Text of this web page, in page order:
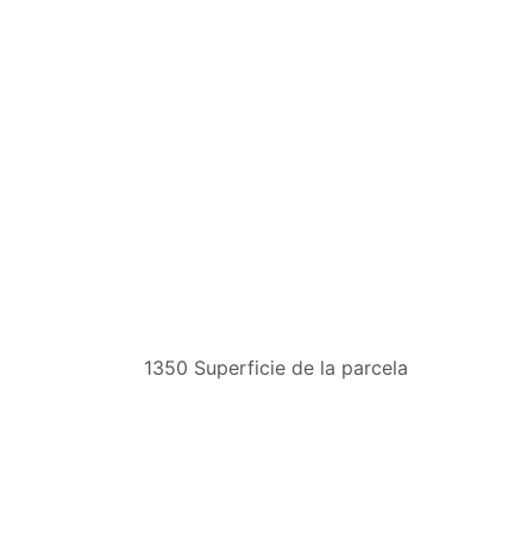
1350 Superficie de la parcela